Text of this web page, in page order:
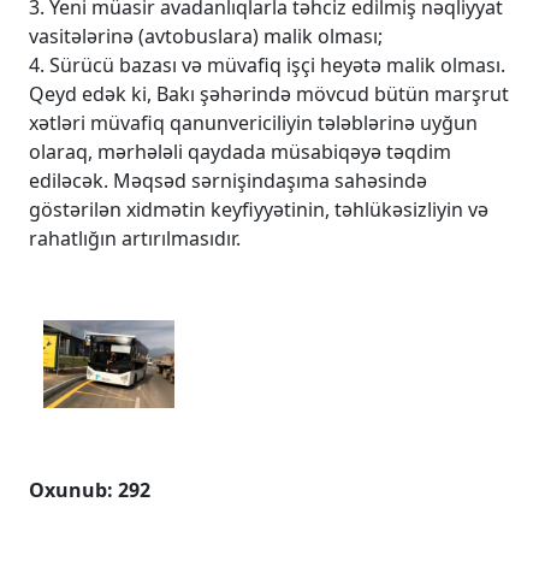
3. Yeni müasir avadanlıqlarla təhciz edilmiş nəqliyyat
vasitələrinə (avtobuslara) malik olması;
4. Sürücü bazası və müvafiq işçi heyətə malik olması.
Qeyd edək ki, Bakı şəhərində mövcud bütün marşrut
xətləri müvafiq qanunvericiliyin tələblərinə uyğun
olaraq, mərhələli qaydada müsabiqəyə təqdim
ediləcək. Məqsəd sərnişindaşıma sahəsində
göstərilən xidmətin keyfiyyətinin, təhlükəsizliyin və
rahatlığın artırılmasıdır.
Oxunub: 292